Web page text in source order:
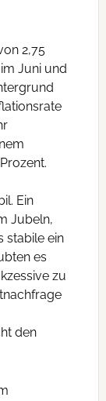
2,75
Juni und
Ein
Jubeln,
stabile ein
es
zu
den